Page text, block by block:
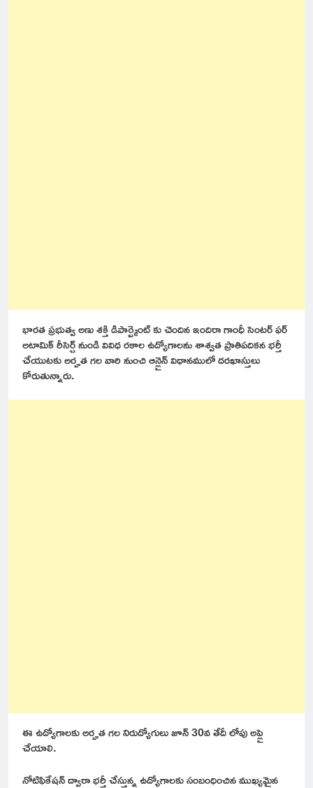
భారత ప్రభుత్వ అణు శక్తి డిపార్ట్మెంట్ కు చెందిన ఇందిరా గాంధీ సెంటర్ ఫర్
అటామిక్ రీసెర్చ్ నుండి వివిధ రకాల ఉద్యోగాలను శాశ్వత ప్రాతిపదికన భర్తీ
చేయుటకు అర్హత గల వారి నుంచి ఆన్లైన్ విధానములో దరఖాస్తులు
కోరుతున్నారు.
ఈ ఉద్యోగాలకు అర్హత గల నిరుద్యోగులు జూన్ 30వ తేదీ లోపు అప్లై
చేయాలి.
నోటిఫికేషన్ ద్వారా భర్తీ చేస్తున్న ఉద్యోగాలకు సంబంధించిన ముఖ్యమైన